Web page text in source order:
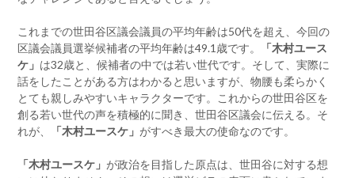
これまでの世田谷区議会議員の平均年齢は50代を超え、今回の
区議会議員選挙候補者の平均年齢は49.1歳です。
「木村ユース
ケ」 は32歳と、候補者の中では若い世代です。そして、実際に
話をしたことがある方はわかると思いますが、物腰も柔らかく
とても親しみやすいキャラクターです。これからの世田谷区を
創る若い世代の声を積極的に聞き、世田谷区議会に伝える。そ
れが、
「木村ユースケ」 がすべき最大の使命なのです。
「木村ユースケ」 が政治を目指した原点は、世田谷に対する想